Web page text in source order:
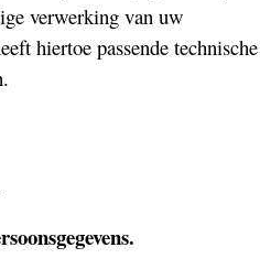
verwerking van uw
hiertoe passende technische